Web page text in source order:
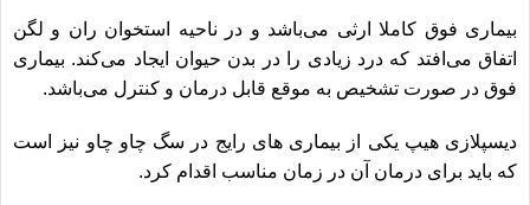
بیماری فوق کاملا ارثی می‌باشد و در ناحیه استخوان ران و لگن
اتفاق می‌افتد که درد زیادی را در بدن حیوان ایجاد می‌کند. بیماری
فوق در صورت تشخیص به موقع قابل درمان و کنترل می‌باشد.
دیسپلازی هیپ یکی از بیماری های رایج در سگ چاو چاو نیز است
که باید برای درمان آن در زمان مناسب اقدام کرد.